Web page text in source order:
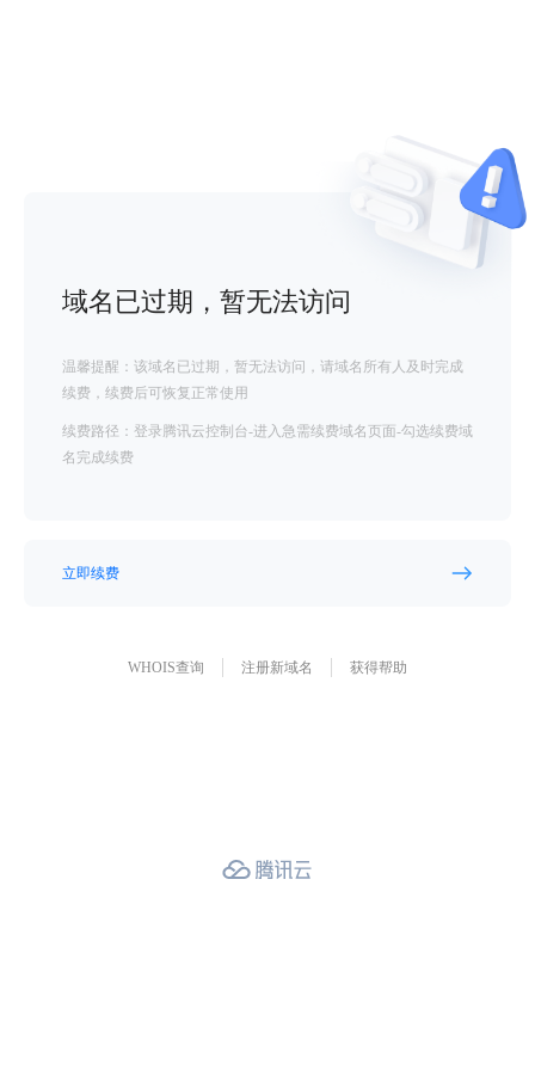
域名已过期，暂无法访问
温馨提醒：该域名已过期，暂无法访问，请域名所有人及时完成
续费，续费后可恢复正常使用
续费路径：登录腾讯云控制台-进入急需续费域名页面-勾选续费域
名完成续费
立即续费
WHOIS查询 注册新域名 获得帮助